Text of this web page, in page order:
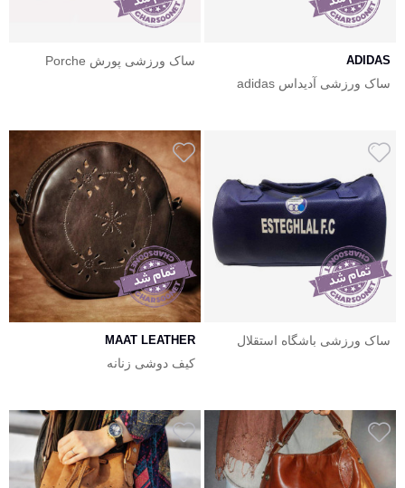
ADIDAS
ساک ورزشی آدیداس adidas
ساک ورزشی پورش Porche
ساک ورزشی باشگاه استقلال
MAAT LEATHER
کیف دوشی زنانه